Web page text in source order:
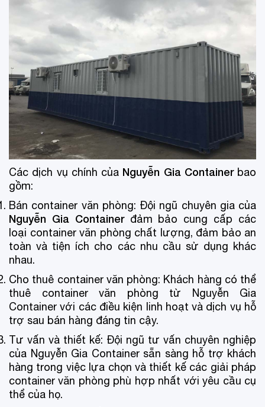
Các dịch vụ chính của Nguyễn Gia Container bao
gồm:
Bán container văn phòng: Đội ngũ chuyên gia của
Nguyễn Gia Container đảm bảo cung cấp các
loại container văn phòng chất lượng, đảm bảo an
toàn và tiện ích cho các nhu cầu sử dụng khác
nhau.
Cho thuê container văn phòng: Khách hàng có thể
thuê container văn phòng từ Nguyễn Gia
Container với các điều kiện linh hoạt và dịch vụ hỗ
trợ sau bán hàng đáng tin cậy.
Tư vấn và thiết kế: Đội ngũ tư vấn chuyên nghiệp
của Nguyễn Gia Container sẵn sàng hỗ trợ khách
hàng trong việc lựa chọn và thiết kế các giải pháp
container văn phòng phù hợp nhất với yêu cầu cụ
thể của họ.